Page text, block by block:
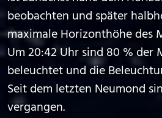
beobachten und später
maximale Horizonthöhe des
Um 20:42 Uhr sind 80 % der
beleuchtet und die
Seit dem letzten Neumond
vergangen.